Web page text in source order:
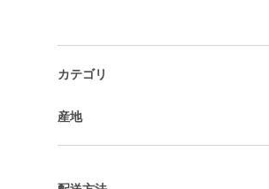
カテゴリ
産地